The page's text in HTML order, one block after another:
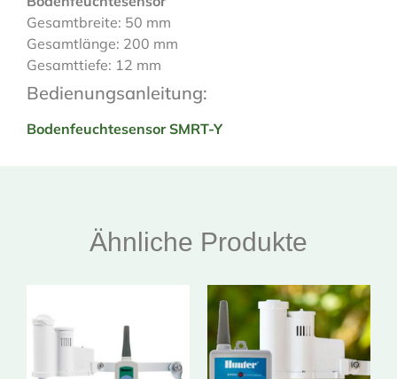
Gesamtbreite: 50 mm
Gesamtlänge: 200 mm
Gesamttiefe: 12 mm
Bedienungsanleitung:
Bodenfeuchtesensor SMRT-Y
Ähnliche Produkte